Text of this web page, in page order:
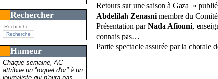
Rechercher
Humeur
Chaque semaine, AC
attribue un "roquet d'or" à un
journaliste qui n'aura pas
Retours sur une saison à Gaza »
Abdelilah Zenasni membre du
Présentation par Nada Afiouni,
connais pas…
Partie spectacle assurée par la chorale